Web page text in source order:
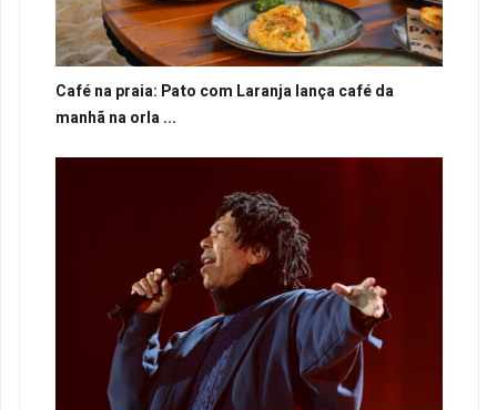
Café na praia: Pato com Laranja lança café da
manhã na orla ...